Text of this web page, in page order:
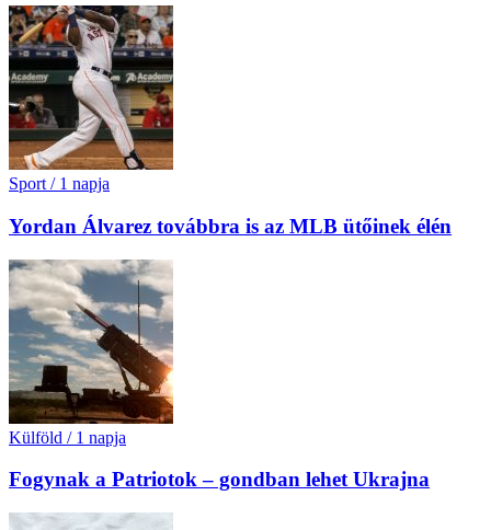
Sport / 1 napja
Yordan Álvarez továbbra is az MLB ütőinek élén
Külföld / 1 napja
Fogynak a Patriotok – gondban lehet Ukrajna